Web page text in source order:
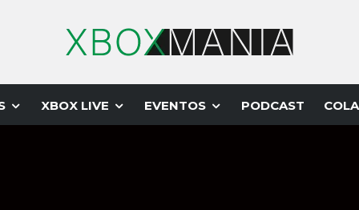
XBOX LIVE EVENTOS PODCAST